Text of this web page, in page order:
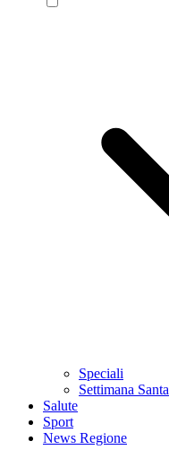
Speciali
Settimana Santa
Salute
Sport
News Regione